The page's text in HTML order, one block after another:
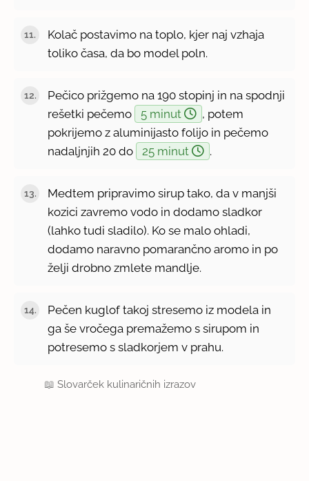
Kolač postavimo na toplo, kjer naj vzhaja
toliko časa, da bo model poln.
Pečico prižgemo na 190 stopinj in na spodnji
rešetki pečemo
5 minut
, potem
pokrijemo z aluminijasto folijo in pečemo
nadaljnjih 20 do
25 minut .
Medtem pripravimo sirup tako, da v manjši
kozici zavremo vodo in dodamo sladkor
(lahko tudi sladilo). Ko se malo ohladi,
dodamo naravno pomarančno aromo in po
želji drobno zmlete mandlje.
Pečen kuglof takoj stresemo iz modela in
ga še vročega premažemo s sirupom in
potresemo s sladkorjem v prahu.
📖Slovarček kulinaričnih izrazov